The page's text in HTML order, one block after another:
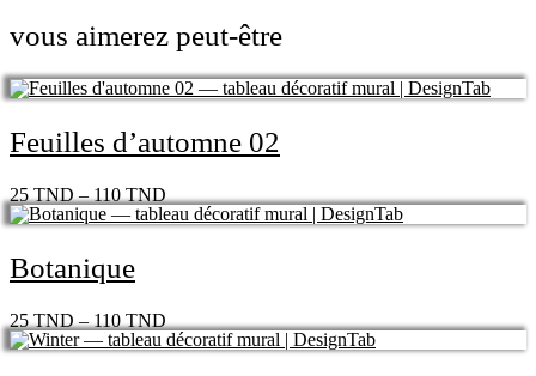
vous aimerez peut-être
Feuilles d’automne 02
25TND–110TND
Botanique
25TND–110TND